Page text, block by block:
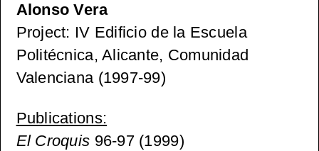
Alonso Vera
Project: IV Edificio de la Escuela
Politécnica, Alicante, Comunidad
Valenciana (1997-99)
Publications:
El Croquis 96-97 (1999)